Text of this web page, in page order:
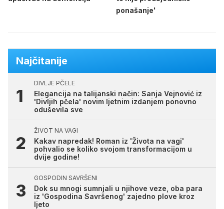
ponašanje'
Najčitanije
DIVLJE PČELE
Elegancija na talijanski način: Sanja Vejnović iz
'Divljih pčela' novim ljetnim izdanjem ponovno
oduševila sve
ŽIVOT NA VAGI
Kakav napredak! Roman iz 'Života na vagi'
pohvalio se koliko svojom transformacijom u
dvije godine!
GOSPODIN SAVRŠENI
Dok su mnogi sumnjali u njihove veze, oba para
iz 'Gospodina Savršenog' zajedno plove kroz
ljeto